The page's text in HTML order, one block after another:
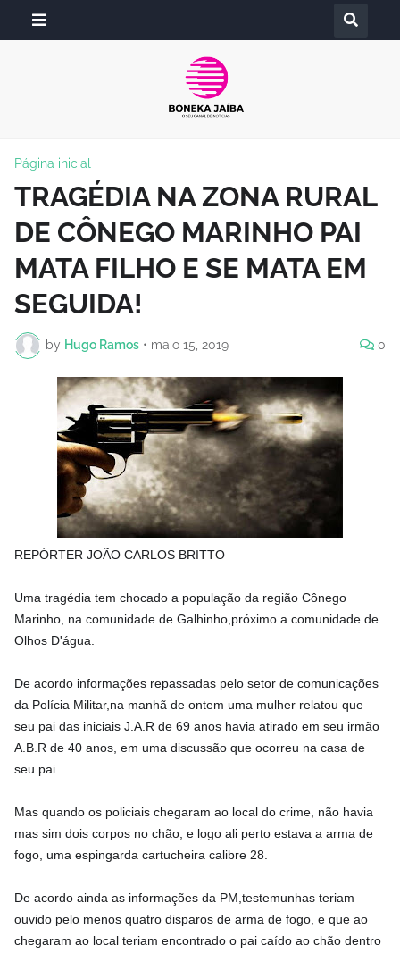
Página inicial
TRAGÉDIA NA ZONA RURAL
DE CÔNEGO MARINHO PAI
MATA FILHO E SE MATA EM
SEGUIDA!
by Hugo Ramos • maio 15, 2019 0
REPÓRTER JOÃO CARLOS BRITTO
Uma tragédia tem chocado a população da região Cônego
Marinho, na comunidade de Galhinho,próximo a comunidade de
Olhos D'água.
De acordo informações repassadas pelo setor de comunicações
da Polícia Militar,na manhã de ontem uma mulher relatou que
seu pai das iniciais J.A.R de 69 anos havia atirado em seu irmão
A.B.R de 40 anos, em uma discussão que ocorreu na casa de
seu pai.
Mas quando os policiais chegaram ao local do crime, não havia
mas sim dois corpos no chão, e logo ali perto estava a arma de
fogo, uma espingarda cartucheira calibre 28.
De acordo ainda as informações da PM,testemunhas teriam
ouvido pelo menos quatro disparos de arma de fogo, e que ao
chegaram ao local teriam encontrado o pai caído ao chão dentro